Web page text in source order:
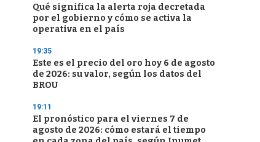
Qué significa la alerta roja decretada
por el gobierno y cómo se activa la
operativa en el país
19:35
Este es el precio del oro hoy 6 de agosto
de 2026: su valor, según los datos del
BROU
19:11
El pronóstico para el viernes 7 de
agosto de 2026: cómo estará el tiempo